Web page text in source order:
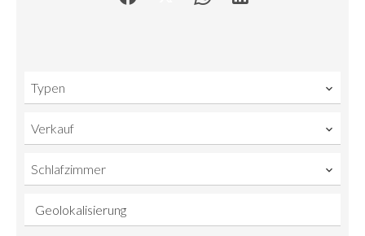
Typen
Verkauf
Schlafzimmer
Geolokalisierung